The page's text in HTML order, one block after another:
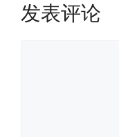
发表评论